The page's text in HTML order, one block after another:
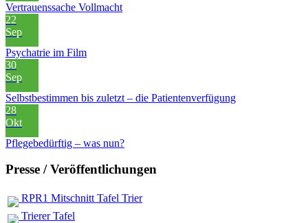
Vertrauenssache Vollmacht
22
Sep
Psychatrie im Film
30
Sep
Selbstbestimmen bis zuletzt – die Patientenverfügung
28
Okt
Pflegebedürftig – was nun?
Presse / Veröffentlichungen
RPR1 Mitschnitt Tafel Trier
Trierer Tafel